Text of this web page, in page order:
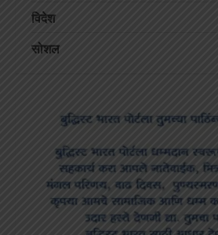
विदेश
सोशल